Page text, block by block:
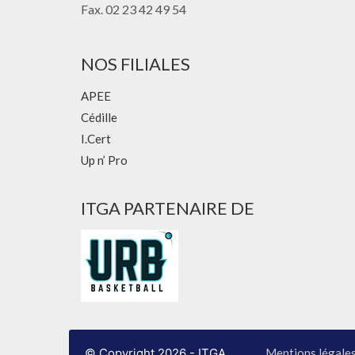
Fax. 02 23 42 49 54
NOS FILIALES
APEE
Cédille
I.Cert
Up n’ Pro
ITGA PARTENAIRE DE